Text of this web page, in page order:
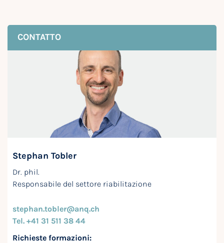
CONTATTO
Stephan Tobler
Dr. phil.
Responsabile del settore riabilitazione
stephan.tobler@anq.ch
Tel. +41 31 511 38 44
Richieste formazioni: